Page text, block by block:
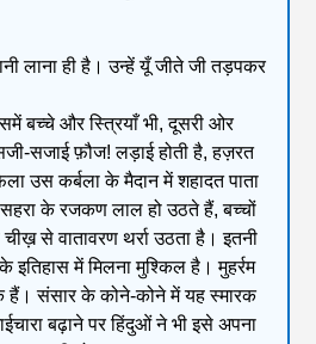
लाना ही है। उन्हें यूँ जीते जी तड़पकर
बच्चे और स्त्रियाँ भी, दूसरी ओर
सजाई फ़ौज! लड़ाई होती है, हज़रत
उस कर्बला के मैदान में शहादत पाता
के रजकण लाल हो उठते हैं, बच्चों
से वातावरण थर्रा उठता है। इतनी
इतिहास में मिलना मुश्किल है। मुहर्रम
हैं। संसार के कोने-कोने में यह स्मारक
बढ़ाने पर हिंदुओं ने भी इसे अपना